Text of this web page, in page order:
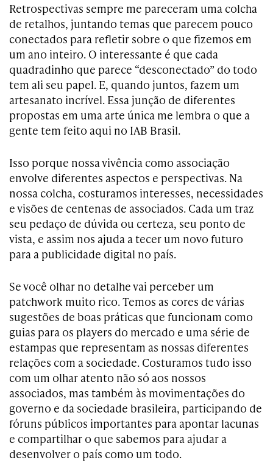
Retrospectivas sempre me pareceram uma colcha
de retalhos, juntando temas que parecem pouco
conectados para refletir sobre o que fizemos em
um ano inteiro. O interessante é que cada
quadradinho que parece “desconectado” do todo
tem ali seu papel. E, quando juntos, fazem um
artesanato incrível. Essa junção de diferentes
propostas em uma arte única me lembra o que a
gente tem feito aqui no IAB Brasil.
Isso porque nossa vivência como associação
envolve diferentes aspectos e perspectivas. Na
nossa colcha, costuramos interesses, necessidades
e visões de centenas de associados. Cada um traz
seu pedaço de dúvida ou certeza, seu ponto de
vista, e assim nos ajuda a tecer um novo futuro
para a publicidade digital no país.
Se você olhar no detalhe vai perceber um
patchwork muito rico. Temos as cores de várias
sugestões de boas práticas que funcionam como
guias para os players do mercado e uma série de
estampas que representam as nossas diferentes
relações com a sociedade. Costuramos tudo isso
com um olhar atento não só aos nossos
associados, mas também às movimentações do
governo e da sociedade brasileira, participando de
fóruns públicos importantes para apontar lacunas
e compartilhar o que sabemos para ajudar a
desenvolver o país como um todo.